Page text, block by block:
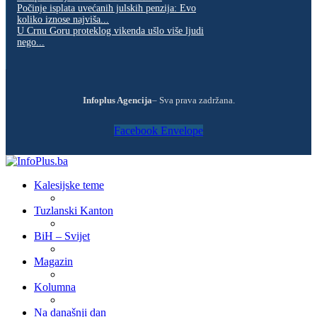
Počinje isplata uvećanih julskih penzija: Evo
koliko iznose najviša...
U Crnu Goru proteklog vikenda ušlo više ljudi
nego...
Infoplus Agencija– Sva prava zadržana.
Facebook Envelope
Kalesijske teme
Tuzlanski Kanton
BiH – Svijet
Magazin
Kolumna
Na današnji dan